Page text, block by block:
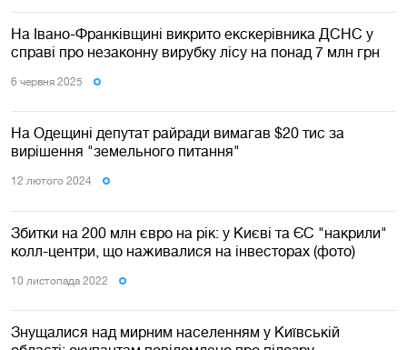
На Івано-Франківщині викрито екскерівника ДСНС у
справі про незаконну вирубку лісу на понад 7 млн грн
6 червня 2025
На Одещині депутат райради вимагав $20 тис за
вирішення "земельного питання"
12 лютого 2024
Збитки на 200 млн євро на рік: у Києві та ЄС "накрили"
колл-центри, що наживалися на інвесторах (фото)
10 листопада 2022
Знущалися над мирним населенням у Київській